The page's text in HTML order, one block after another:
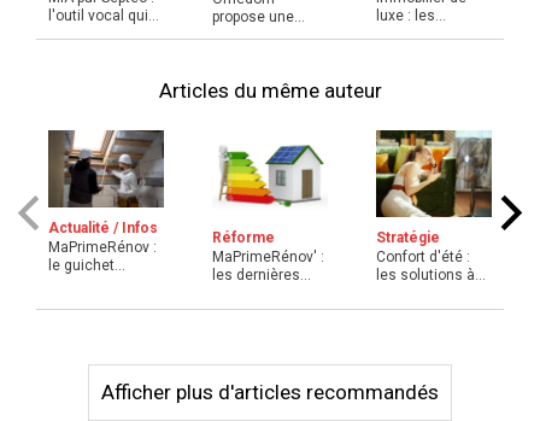
l'outil vocal qui
propose une
luxe : les
Articles du même auteur
Actualité / Infos
MaPrimeRénov :
le guichet
Réforme
MaPrimeRénov' :
les dernières
dispos ...
Stratégie
Confort d'été :
les solutions à
...
Afficher plus d'articles recommandés